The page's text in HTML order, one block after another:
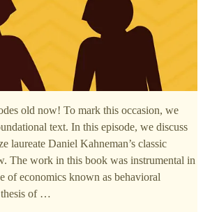
old now! To mark this occasion, we
text. In this episode, we discuss
laureate Daniel Kahneman’s classic
The work in this book was instrumental in
of economics known as behavioral
thesis of …